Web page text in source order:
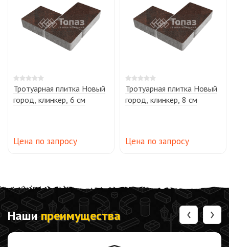
Тротуарная плитка Новый
город, клинкер, 6 см
Цена по запросу
Тротуарная плитка Новый
город, клинкер, 8 см
Цена по запросу
Нашипреимущества ‹ ›